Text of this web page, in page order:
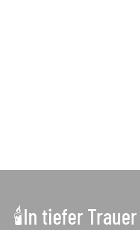
🕯️In tiefer